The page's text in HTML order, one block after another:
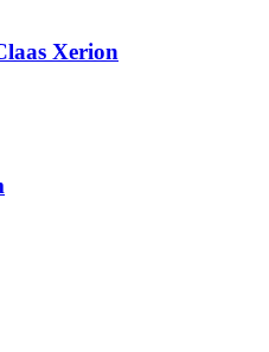
Xerion